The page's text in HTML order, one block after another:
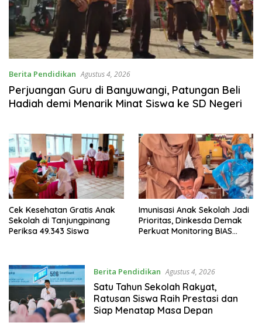
Berita Pendidikan Agustus 4, 2026
Perjuangan Guru di Banyuwangi, Patungan Beli
Hadiah demi Menarik Minat Siswa ke SD Negeri
Cek Kesehatan Gratis Anak
Sekolah di Tanjungpinang
Periksa 49.343 Siswa
Imunisasi Anak Sekolah Jadi
Prioritas, Dinkesda Demak
Perkuat Monitoring BIAS
Berita Pendidikan Agustus 4, 2026
Satu Tahun Sekolah Rakyat,
Ratusan Siswa Raih Prestasi dan
Siap Menatap Masa Depan